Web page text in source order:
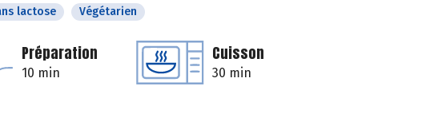
lactose Végétarien
Préparation
10 min
Cuisson
30 min